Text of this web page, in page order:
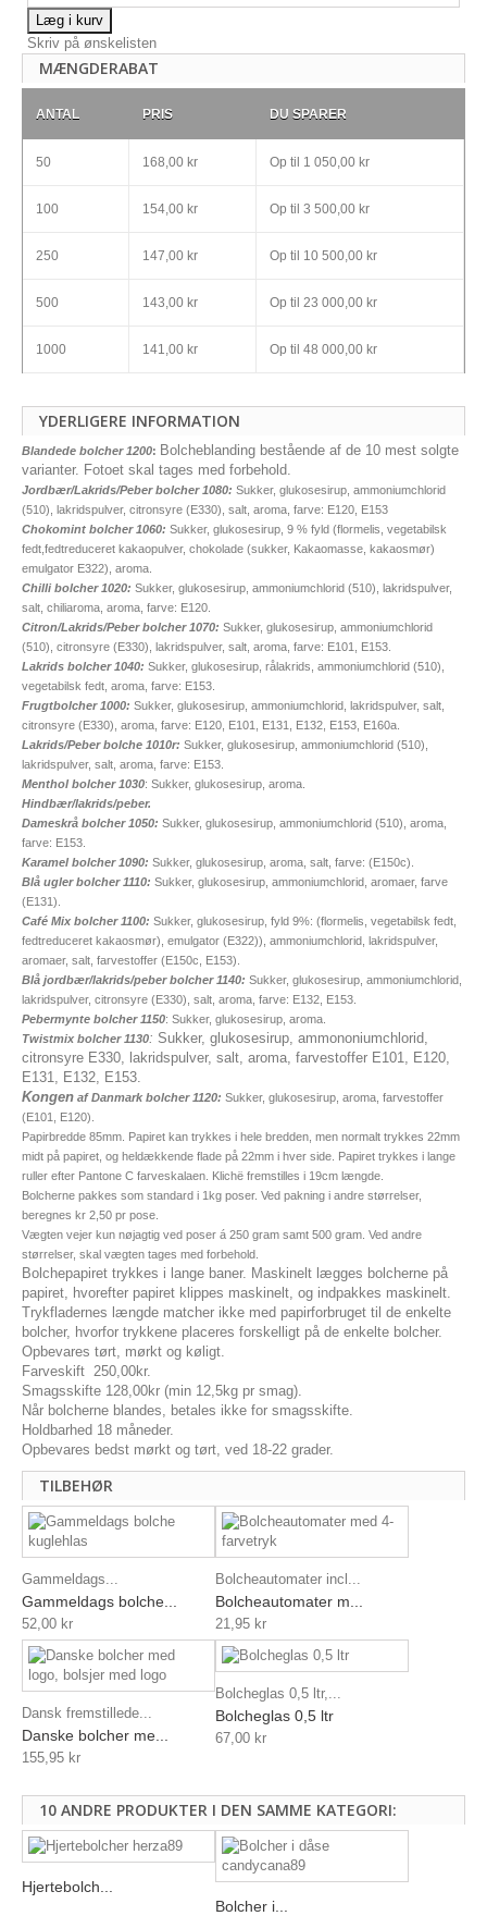
Læg i kurv
Skriv på ønskelisten
MÆNGDERABAT
ANTAL PRIS DU SPARER
50 168,00 kr Op til 1 050,00 kr
100 154,00 kr Op til 3 500,00 kr
250 147,00 kr Op til 10 500,00 kr
500 143,00 kr Op til 23 000,00 kr
1000 141,00 kr Op til 48 000,00 kr
YDERLIGERE INFORMATION
Blandede bolcher 1200: Bolcheblanding bestående af de 10 mest solgte
varianter. Fotoet skal tages med forbehold.
Jordbær/Lakrids/Peber bolcher 1080: Sukker, glukosesirup, ammoniumchlorid
(510), lakridspulver, citronsyre (E330), salt, aroma, farve: E120, E153
Chokomint bolcher 1060: Sukker, glukosesirup, 9 % fyld (flormelis, vegetabilsk
fedt,fedtreduceret kakaopulver, chokolade (sukker, Kakaomasse, kakaosmør)
emulgator E322), aroma.
Chilli bolcher 1020: Sukker, glukosesirup, ammoniumchlorid (510), lakridspulver,
salt, chiliaroma, aroma, farve: E120.
Citron/Lakrids/Peber bolcher 1070: Sukker, glukosesirup, ammoniumchlorid
(510), citronsyre (E330), lakridspulver, salt, aroma, farve: E101, E153.
Lakrids bolcher 1040: Sukker, glukosesirup, rålakrids, ammoniumchlorid (510),
vegetabilsk fedt, aroma, farve: E153.
Frugtbolcher 1000: Sukker, glukosesirup, ammoniumchlorid, lakridspulver, salt,
citronsyre (E330), aroma, farve: E120, E101, E131, E132, E153, E160a.
Lakrids/Peber bolche 1010r: Sukker, glukosesirup, ammoniumchlorid (510),
lakridspulver, salt, aroma, farve: E153.
Menthol bolcher 1030: Sukker, glukosesirup, aroma.
Hindbær/lakrids/peber.
Dameskrå bolcher 1050: Sukker, glukosesirup, ammoniumchlorid (510), aroma,
farve: E153.
Karamel bolcher 1090: Sukker, glukosesirup, aroma, salt, farve: (E150c).
Blå ugler bolcher 1110: Sukker, glukosesirup, ammoniumchlorid, aromaer, farve
(E131).
Café Mix bolcher 1100: Sukker, glukosesirup, fyld 9%: (flormelis, vegetabilsk fedt,
fedtreduceret kakaosmør), emulgator (E322)), ammoniumchlorid, lakridspulver,
aromaer, salt, farvestoffer (E150c, E153).
Blå jordbær/lakrids/peber bolcher 1140: Sukker, glukosesirup, ammoniumchlorid,
lakridspulver, citronsyre (E330), salt, aroma, farve: E132, E153.
Pebermynte bolcher 1150: Sukker, glukosesirup, aroma.
Twistmix bolcher 1130: Sukker, glukosesirup, ammononiumchlorid,
citronsyre E330, lakridspulver, salt, aroma, farvestoffer E101, E120,
E131, E132, E153.
Kongen af Danmark bolcher 1120: Sukker, glukosesirup, aroma, farvestoffer
(E101, E120).
Papirbredde 85mm. Papiret kan trykkes i hele bredden, men normalt trykkes 22mm
midt på papiret, og heldækkende flade på 22mm i hver side. Papiret trykkes i lange
ruller efter Pantone C farveskalaen. Klichë fremstilles i 19cm længde.
Bolcherne pakkes som standard i 1kg poser. Ved pakning i andre størrelser,
beregnes kr 2,50 pr pose.
Vægten vejer kun nøjagtig ved poser á 250 gram samt 500 gram. Ved andre
størrelser, skal vægten tages med forbehold.
Bolchepapiret trykkes i lange baner. Maskinelt lægges bolcherne på
papiret, hvorefter papiret klippes maskinelt, og indpakkes maskinelt.
Trykfladernes længde matcher ikke med papirforbruget til de enkelte
bolcher, hvorfor trykkene placeres forskelligt på de enkelte bolcher.
Opbevares tørt, mørkt og køligt.
Farveskift 250,00kr.
Smagsskifte 128,00kr (min 12,5kg pr smag).
Når bolcherne blandes, betales ikke for smagsskifte.
Holdbarhed 18 måneder.
Opbevares bedst mørkt og tørt, ved 18-22 grader.
TILBEHØR
Gammeldags...
Gammeldags bolche...
52,00 kr
Bolcheautomater incl...
Bolcheautomater m...
21,95 kr
Dansk fremstillede...
Danske bolcher me...
155,95 kr
Bolcheglas 0,5 ltr,...
Bolcheglas 0,5 ltr
67,00 kr
10 ANDRE PRODUKTER I DEN SAMME KATEGORI:
Hjertebolch...
Bolcher i...